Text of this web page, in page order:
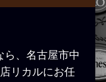
ら、名古屋市中
リカルにお任